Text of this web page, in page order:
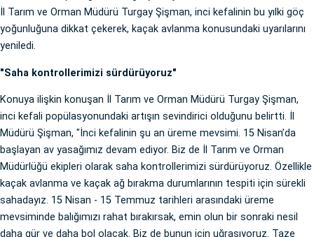
İl Tarım ve Orman Müdürü Turgay Şişman, inci kefalinin bu yılki göç
yoğunluğuna dikkat çekerek, kaçak avlanma konusundaki uyarılarını
yeniledi.
"Saha kontrollerimizi sürdürüyoruz"
Konuya ilişkin konuşan İl Tarım ve Orman Müdürü Turgay Şişman,
inci kefali popülasyonundaki artışın sevindirici olduğunu belirtti. İl
Müdürü Şişman, "İnci kefalinin şu an üreme mevsimi. 15 Nisan’da
başlayan av yasağımız devam ediyor. Biz de İl Tarım ve Orman
Müdürlüğü ekipleri olarak saha kontrollerimizi sürdürüyoruz. Özellikle
kaçak avlanma ve kaçak ağ bırakma durumlarının tespiti için sürekli
sahadayız. 15 Nisan - 15 Temmuz tarihleri arasındaki üreme
mevsiminde balığımızı rahat bırakırsak, emin olun bir sonraki nesil
daha gür ve daha bol olacak. Biz de bunun için uğraşıyoruz. Taze